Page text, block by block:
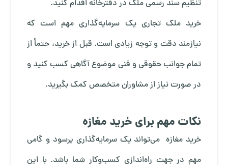
تنظیم سند رسمی ملک در دفترخانه اقدام کنید.
خرید ملک تجاری یک سرمایه‌گذاری مهم است که
نیازمند دقت و توجه زیادی است. قبل از خرید، حتماً از
تمام جوانب حقوقی و فنی موضوع آگاهی کسب کنید و
در صورت نیاز از مشاوران متخصص کمک بگیرید.
نکات مهم برای خرید مغازه
خرید مغازه می‌تواند یک سرمایه‌گذاری پرسود و گامی
مهم در جهت راه‌اندازی کسب‌وکار شما باشد. با این